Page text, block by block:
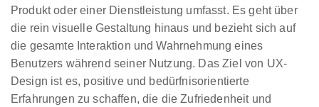
Produkt oder einer Dienstleistung umfasst. Es geht über
die rein visuelle Gestaltung hinaus und bezieht sich auf
die gesamte Interaktion und Wahrnehmung eines
Benutzers während seiner Nutzung. Das Ziel von UX-
Design ist es, positive und bedürfnisorientierte
Erfahrungen zu schaffen, die die Zufriedenheit und